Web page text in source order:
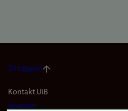
Til toppen
Footer
Kontakt UiB
Kontakt